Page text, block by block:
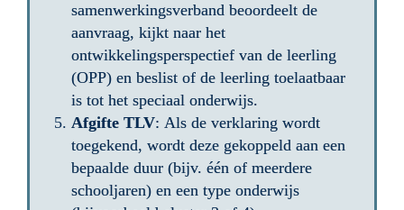
samenwerkingsverband beoordeelt de
aanvraag, kijkt naar het
ontwikkelingsperspectief van de leerling
(OPP) en beslist of de leerling toelaatbaar
is tot het speciaal onderwijs.
Afgifte TLV: Als de verklaring wordt
toegekend, wordt deze gekoppeld aan een
bepaalde duur (bijv. één of meerdere
schooljaren) en een type onderwijs